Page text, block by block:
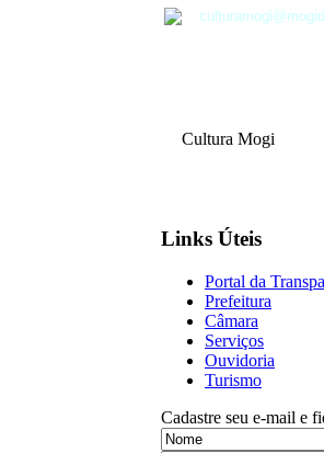
Cultura Mogi
Links Úteis
Portal da
Prefeitura
Câmara
Serviços
Ouvidoria
Turismo
Cadastre seu e-mail e